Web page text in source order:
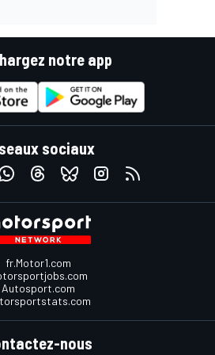
notre app
sociaux
fr.Motor1.com
Autosport.com
nous